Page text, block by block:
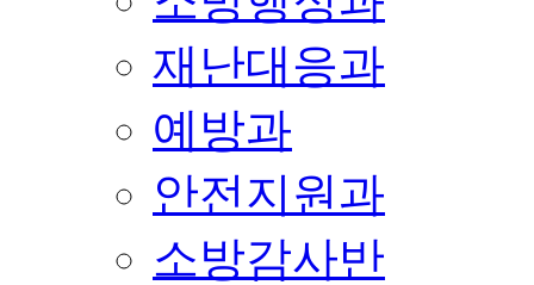
재난대응과
예방과
안전지원과
소방감사반